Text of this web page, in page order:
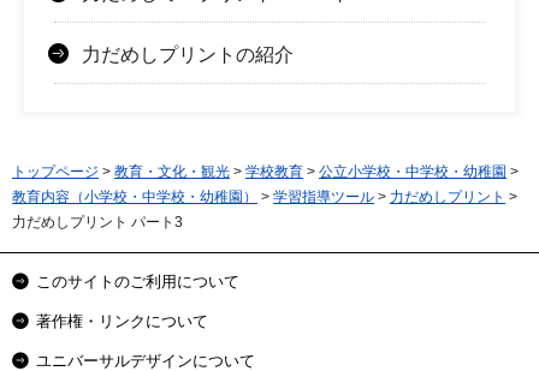
力だめしプリントの紹介
トップページ > 教育・文化・観光 > 学校教育 > 公立小学校・中学校・幼稚園 >
教育内容（小学校・中学校・幼稚園）
> 学習指導ツール > 力だめしプリント >
力だめしプリント パート3
このサイトのご利用について
著作権・リンクについて
ユニバーサルデザインについて